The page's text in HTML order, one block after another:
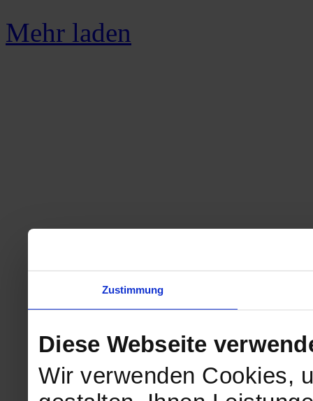
Zustimmung
Diese Webseite
Wir verwenden Cookies,
Mehr laden